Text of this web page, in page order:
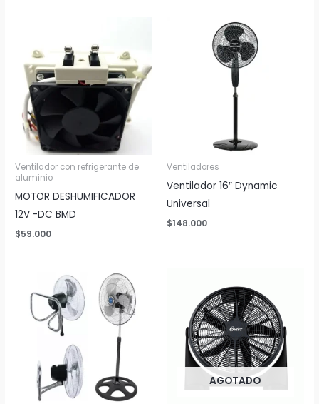
Ventilador con refrigerante de
aluminio
MOTOR DESHUMIFICADOR
12V -DC BMD
$59.000
Ventiladores
Ventilador 16″ Dynamic
Universal
$148.000
AGOTADO